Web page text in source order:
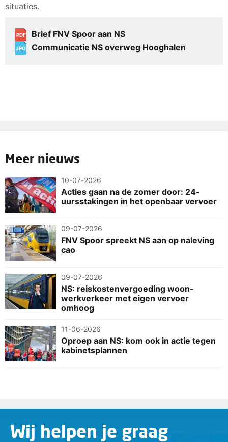
situaties.
PDF Brief FNV Spoor aan NS
JPG Communicatie NS overweg Hooghalen
Meer nieuws
10-07-2026
Acties gaan na de zomer door: 24-
uursstakingen in het openbaar vervoer
09-07-2026
FNV Spoor spreekt NS aan op naleving
cao
09-07-2026
NS: reiskostenvergoeding woon-
werkverkeer met eigen vervoer
omhoog
11-06-2026
Oproep aan NS: kom ook in actie tegen
kabinetsplannen
Wij helpen je graag